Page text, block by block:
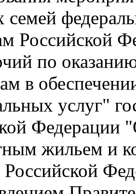
Российской
по
в
услуг"
Федерации
жильем и
Российской